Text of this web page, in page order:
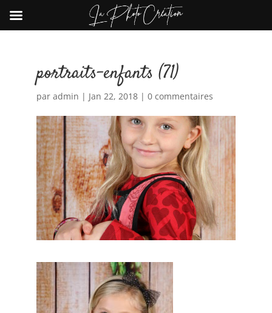
portraits-enfants (71)
par admin | Jan 22, 2018| 0 commentaires